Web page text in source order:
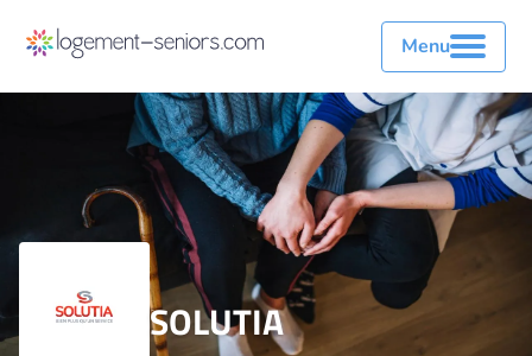
Menu
SOLUTIA